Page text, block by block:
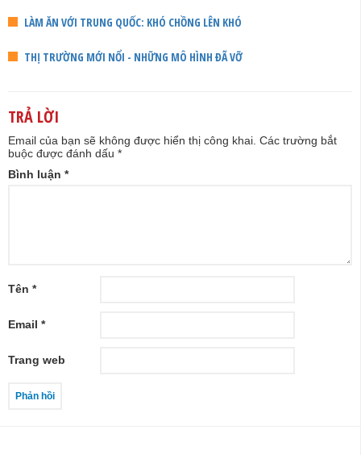
LÀM ĂN VỚI TRUNG QUỐC: KHÓ CHỒNG LÊN KHÓ
THỊ TRƯỜNG MỚI NỔI - NHỮNG MÔ HÌNH ĐÃ VỠ
TRẢ LỜI
Email của bạn sẽ không được hiển thị công khai. Các trường bắt
buộc được đánh dấu *
Bình luận *
Tên *
Email *
Trang web